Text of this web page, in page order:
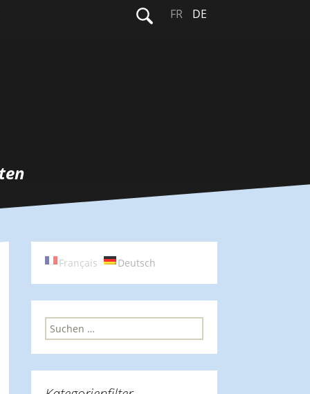
Suchen
nach:
FR DE
Français Deutsch
S
u